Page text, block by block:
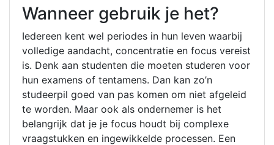
Wanneer gebruik je het?
Iedereen kent wel periodes in hun leven waarbij
volledige aandacht, concentratie en focus vereist
is. Denk aan studenten die moeten studeren voor
hun examens of tentamens. Dan kan zo’n
studeerpil goed van pas komen om niet afgeleid
te worden. Maar ook als ondernemer is het
belangrijk dat je je focus houdt bij complexe
vraagstukken en ingewikkelde processen. Een